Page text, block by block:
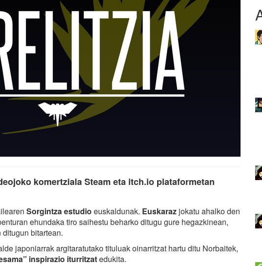
komertziala Steam eta itch.io plataformetan
Sorgintza estudio euskaldunak. Euskaraz jokatu ahalko den
ehundaka tiro saihestu beharko ditugu gure hegazkinean,
bitartean.
japoniarrak argitaratutako tituluak oinarritzat hartu ditu Norbaitek,
inspirazio iturritzatedukita.